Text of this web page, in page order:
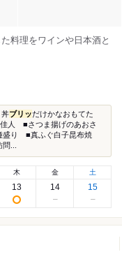
料理をワインや日本酒と
丼ブリッだけかなおもてた
佳人 ■さつま揚げのあおさ
盛り ■真ふぐ白子昆布焼
...
木
13
金
14
土
15